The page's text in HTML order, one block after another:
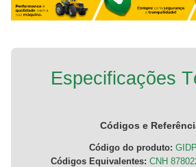
Especificações
Códigos e
Código do produto:
Códigos Equivalentes: CNH